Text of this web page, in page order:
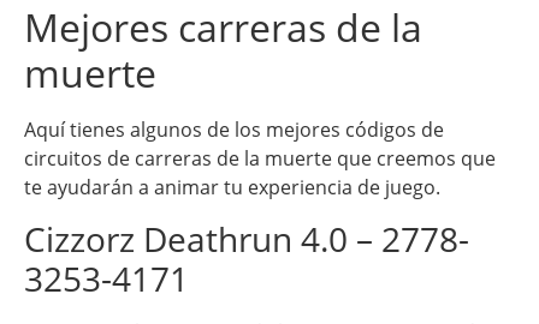
Mejores carreras de la
muerte
Aquí tienes algunos de los mejores códigos de
circuitos de carreras de la muerte que creemos que
te ayudarán a animar tu experiencia de juego.
Cizzorz Deathrun 4.0 – 2778-
3253-4171